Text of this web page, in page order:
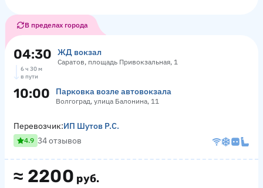
В пределах города
04:30 ЖД вокзал
Саратов, площадь Привокзальная, 1
6 ч 30 м
в пути
10:00 Парковка возле автовокзала
Волгоград, улица Балонина, 11
≈ 2200 руб.
Перевозчик:ИП Шутов Р.С.
4.9 34 отзывов